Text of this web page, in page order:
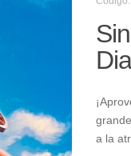
a la